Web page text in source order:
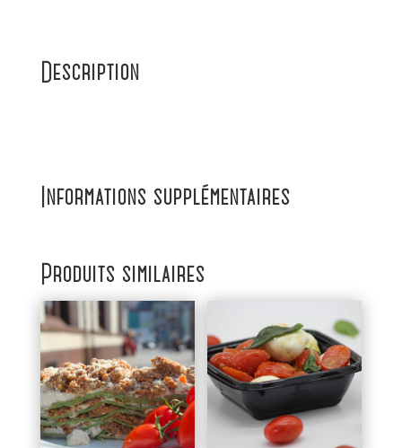
Description
Informations supplémentaires
Produits similaires